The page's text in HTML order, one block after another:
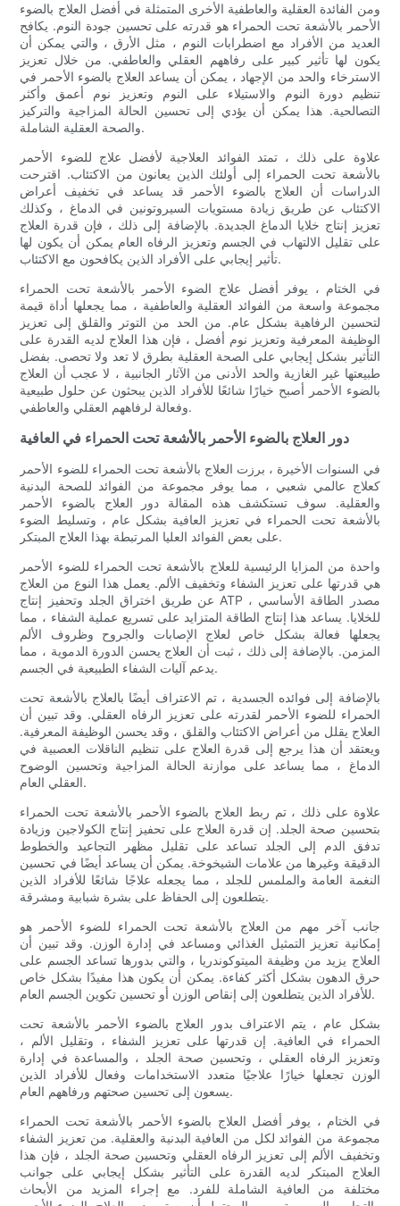
ومن الفائدة العقلية والعاطفية الأخرى المتمثلة في أفضل العلاج بالضوء
الأحمر بالأشعة تحت الحمراء هو قدرته على تحسين جودة النوم. يكافح
العديد من الأفراد مع اضطرابات النوم ، مثل الأرق ، والتي يمكن أن
يكون لها تأثير كبير على رفاههم العقلي والعاطفي. من خلال تعزيز
الاسترخاء والحد من الإجهاد ، يمكن أن يساعد العلاج بالضوء الأحمر في
تنظيم دورة النوم والاستيلاء على النوم وتعزيز نوم أعمق وأكثر
التصالحية. هذا يمكن أن يؤدي إلى تحسين الحالة المزاجية والتركيز
والصحة العقلية الشاملة.
علاوة على ذلك ، تمتد الفوائد العلاجية لأفضل علاج للضوء الأحمر
بالأشعة تحت الحمراء إلى أولئك الذين يعانون من الاكتئاب. اقترحت
الدراسات أن العلاج بالضوء الأحمر قد يساعد في تخفيف أعراض
الاكتئاب عن طريق زيادة مستويات السيروتونين في الدماغ ، وكذلك
تعزيز إنتاج خلايا الدماغ الجديدة. بالإضافة إلى ذلك ، فإن قدرة العلاج
على تقليل الالتهاب في الجسم وتعزيز الرفاه العام يمكن أن يكون لها
تأثير إيجابي على الأفراد الذين يكافحون مع الاكتئاب.
في الختام ، يوفر أفضل علاج الضوء الأحمر بالأشعة تحت الحمراء
مجموعة واسعة من الفوائد العقلية والعاطفية ، مما يجعلها أداة قيمة
لتحسين الرفاهية بشكل عام. من الحد من التوتر والقلق إلى تعزيز
الوظيفة المعرفية وتعزيز نوم أفضل ، فإن هذا العلاج لديه القدرة على
التأثير بشكل إيجابي على الصحة العقلية بطرق لا تعد ولا تحصى. بفضل
طبيعتها غير الغازية والحد الأدنى من الآثار الجانبية ، لا عجب أن العلاج
بالضوء الأحمر أصبح خيارًا شائعًا للأفراد الذين يبحثون عن حلول طبيعية
وفعالة لرفاههم العقلي والعاطفي.
دور العلاج بالضوء الأحمر بالأشعة تحت الحمراء في العافية
في السنوات الأخيرة ، برزت العلاج بالأشعة تحت الحمراء للضوء الأحمر
كعلاج عالمي شعبي ، مما يوفر مجموعة من الفوائد للصحة البدنية
والعقلية. سوف تستكشف هذه المقالة دور العلاج بالضوء الأحمر
بالأشعة تحت الحمراء في تعزيز العافية بشكل عام ، وتسليط الضوء
على بعض الفوائد العليا المرتبطة بهذا العلاج المبتكر.
واحدة من المزايا الرئيسية للعلاج بالأشعة تحت الحمراء للضوء الأحمر
هي قدرتها على تعزيز الشفاء وتخفيف الألم. يعمل هذا النوع من العلاج
عن طريق اختراق الجلد وتحفيز إنتاج ATP ، مصدر الطاقة الأساسي
للخلايا. يساعد هذا إنتاج الطاقة المتزايد على تسريع عملية الشفاء ، مما
يجعلها فعالة بشكل خاص لعلاج الإصابات والجروح وظروف الألم
المزمن. بالإضافة إلى ذلك ، ثبت أن العلاج يحسن الدورة الدموية ، مما
يدعم آليات الشفاء الطبيعية في الجسم.
بالإضافة إلى فوائده الجسدية ، تم الاعتراف أيضًا بالعلاج بالأشعة تحت
الحمراء للضوء الأحمر لقدرته على تعزيز الرفاه العقلي. وقد تبين أن
العلاج يقلل من أعراض الاكتئاب والقلق ، وقد يحسن الوظيفة المعرفية.
ويعتقد أن هذا يرجع إلى قدرة العلاج على تنظيم الناقلات العصبية في
الدماغ ، مما يساعد على موازنة الحالة المزاجية وتحسين الوضوح
العقلي العام.
علاوة على ذلك ، تم ربط العلاج بالضوء الأحمر بالأشعة تحت الحمراء
بتحسين صحة الجلد. إن قدرة العلاج على تحفيز إنتاج الكولاجين وزيادة
تدفق الدم إلى الجلد تساعد على تقليل مظهر التجاعيد والخطوط
الدقيقة وغيرها من علامات الشيخوخة. يمكن أن يساعد أيضًا في تحسين
النغمة العامة والملمس للجلد ، مما يجعله علاجًا شائعًا للأفراد الذين
يتطلعون إلى الحفاظ على بشرة شبابية ومشرقة.
جانب آخر مهم من العلاج بالأشعة تحت الحمراء للضوء الأحمر هو
إمكانية تعزيز التمثيل الغذائي ومساعد في إدارة الوزن. وقد تبين أن
العلاج يزيد من وظيفة الميتوكوندريا ، والتي بدورها تساعد الجسم على
حرق الدهون بشكل أكثر كفاءة. يمكن أن يكون هذا مفيدًا بشكل خاص
للأفراد الذين يتطلعون إلى إنقاص الوزن أو تحسين تكوين الجسم العام.
بشكل عام ، يتم الاعتراف بدور العلاج بالضوء الأحمر بالأشعة تحت
الحمراء في العافية. إن قدرتها على تعزيز الشفاء ، وتقليل الألم ،
وتعزيز الرفاه العقلي ، وتحسين صحة الجلد ، والمساعدة في إدارة
الوزن تجعلها خيارًا علاجيًا متعدد الاستخدامات وفعال للأفراد الذين
يسعون إلى تحسين صحتهم ورفاههم العام.
في الختام ، يوفر أفضل العلاج بالضوء الأحمر بالأشعة تحت الحمراء
مجموعة من الفوائد لكل من العافية البدنية والعقلية. من تعزيز الشفاء
وتخفيف الألم إلى تعزيز الرفاه العقلي وتحسين صحة الجلد ، فإن هذا
العلاج المبتكر لديه القدرة على التأثير بشكل إيجابي على جوانب
مختلفة من العافية الشاملة للفرد. مع إجراء المزيد من الأبحاث